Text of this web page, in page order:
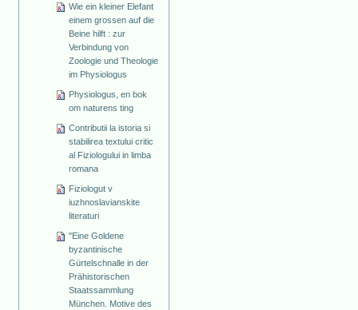
Wie ein kleiner Elefant
einem grossen auf die
Beine hilft : zur
Verbindung von
Zoologie und Theologie
im Physiologus
Physiologus, en bok
om naturens ting
Contributii la istoria si
stabilirea textului critic
al Fiziologului in limba
romana
Fiziologut v
iuzhnoslavianskite
literaturi
"Eine Goldene
byzantinische
Gürtelschnalle in der
Prähistorischen
Staatssammlung
München. Motive des